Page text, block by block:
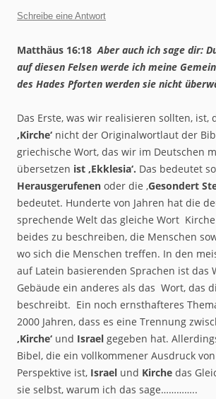
Schreibe eine Antwort
Matthäus 16:18 Aber auch ich sage dir:
auf diesen Felsen werde ich meine
des Hades Pforten werden sie nicht
Das Erste, was wir realisieren sollten, ist,
‚Kirche‘ nicht der Originalwortlaut der
griechische Wort, das wir im Deutschen
übersetzen ist ‚Ekklesia‘. Das bedeutet
Herausgerufenen oder die ‚Gesondert
bedeutet. Hunderte von Jahren hat die
sprechende Welt das gleiche Wort
beides zu beschreiben, die Menschen
wo sich die Menschen treffen. In den
auf Latein basierenden Sprachen ist das
Gebäude ein anderes als das Wort, das
beschreibt. Ein noch ernsthafteres
2000 Jahren, dass es eine Trennung
‚Kirche‘ und Israel gegeben hat.
Bibel, die ein vollkommener Ausdruck
Perspektive ist, Israel und Kirche das
sie selbst, warum ich das sage…………..